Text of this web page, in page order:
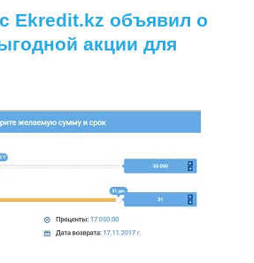
Ekredit.kz объявил о
акции для